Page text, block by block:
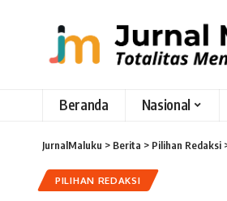
Beranda Nasional
JurnalMaluku > Berita > Pilihan Redaksi
PILIHAN REDAKSI